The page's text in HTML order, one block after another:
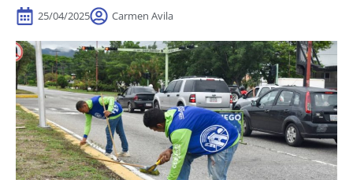
25/04/2025 Carmen Avila